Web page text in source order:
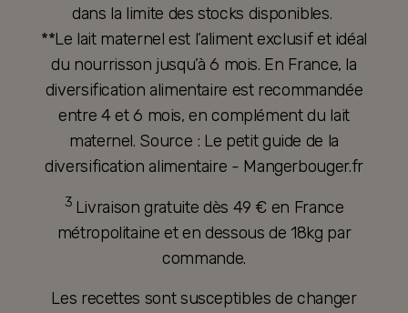
dans la limite des stocks disponibles.
**Le lait maternel est l’aliment exclusif et idéal
du nourrisson jusqu’à 6 mois. En France, la
diversification alimentaire est recommandée
entre 4 et 6 mois, en complément du lait
maternel. Source : Le petit guide de la
diversification alimentaire - Mangerbouger.fr
3 Livraison gratuite dès 49 € en France
métropolitaine et en dessous de 18kg par
commande.
Les recettes sont susceptibles de changer